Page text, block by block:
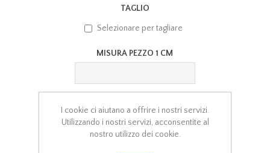
TAGLIO
Selezionare per tagliare
MISURA PEZZO 1 CM
MISURA PEZZO 2 CM
MISURA PEZZO 3 CM
I cookie ci aiutano a offrire i nostri servizi.
Utilizzando i nostri servizi, acconsentite al
nostro utilizzo dei cookie.